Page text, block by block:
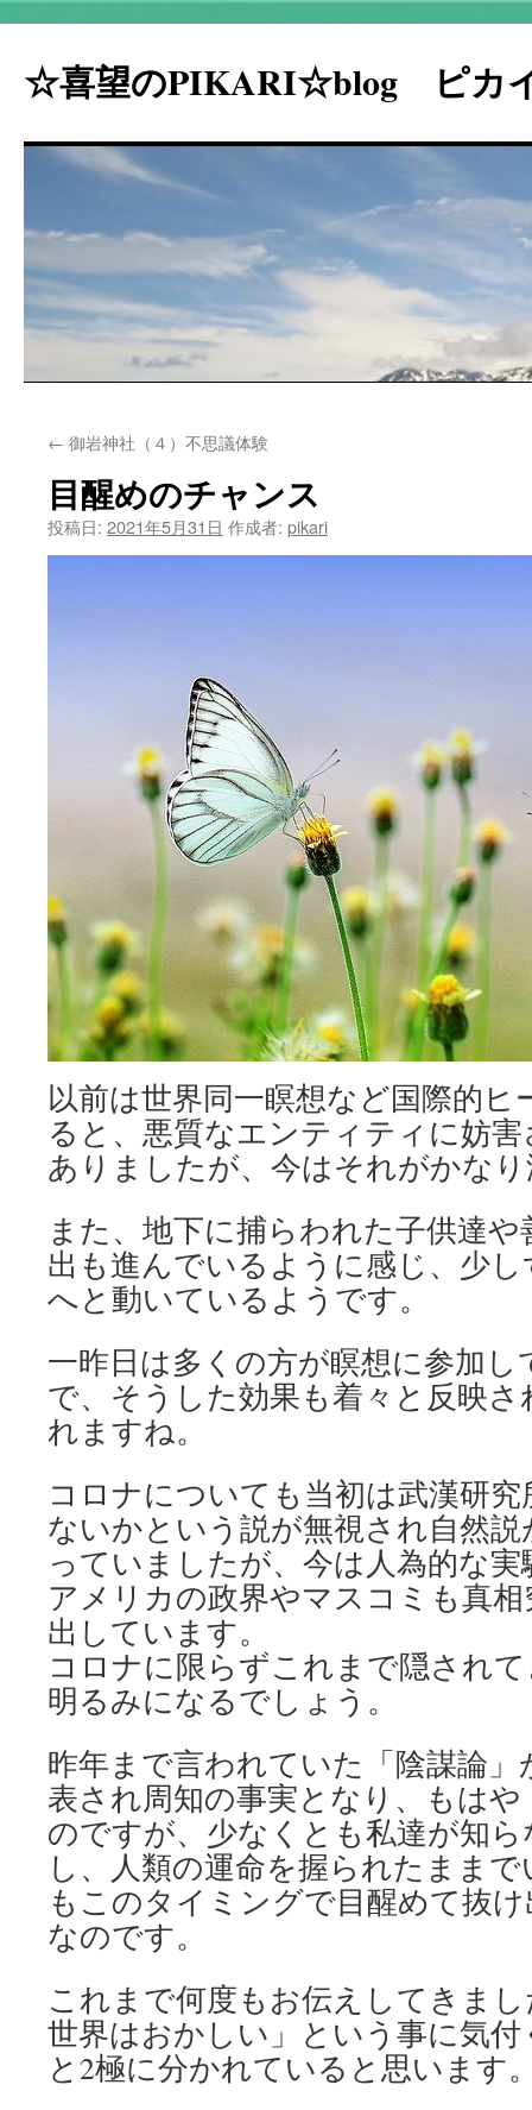
☆喜望のPIKARI☆blog ピ
ン
ン
← 御岩神社（４）不思議体験
目醒めのチャンス
投稿日: 2021年5月31日 作成者: pikari
以前は世界同一瞑想など国際的
ると、悪質なエンティティに妨
ありましたが、今はそれがかな
また、地下に捕らわれた子供達
出も進んでいるように感じ、少
へと動いているようです。
一昨日は多くの方が瞑想に参加
で、そうした効果も着々と反映
れますね。
コロナについても当初は武漢研
ないかという説が無視され自然
っていましたが、今は人為的な
アメリカの政界やマスコミも真
出しています。
コロナに限らずこれまで隠され
明るみになるでしょう。
昨年まで言われていた「陰謀論
表され周知の事実となり、もは
のですが、少なくとも私達が知
し、人類の運命を握られたまま
もこのタイミングで目醒めて抜
なのです。
これまで何度もお伝えしてきま
世界はおかしい」という事に気
と2極に分かれていると思います